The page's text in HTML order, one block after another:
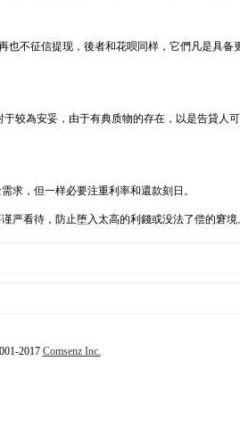
不征信提现，後者和花呗同样，它們凡是具
较為安妥，由于有典质物的存在，以是告貸人
求，但一样必要注重利率和還款刻日。
看待，防止堕入太高的利錢或没法了偿的窘
2017 Comsenz Inc.